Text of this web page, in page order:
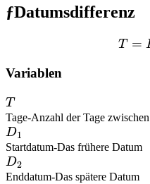
ƒDatumsdifferenz
T =
Variablen
T
T
Tage-Anzahl der Tage
D_1
D1
Startdatum-Das frühere Datum
D_2
D2
Enddatum-Das spätere Datum